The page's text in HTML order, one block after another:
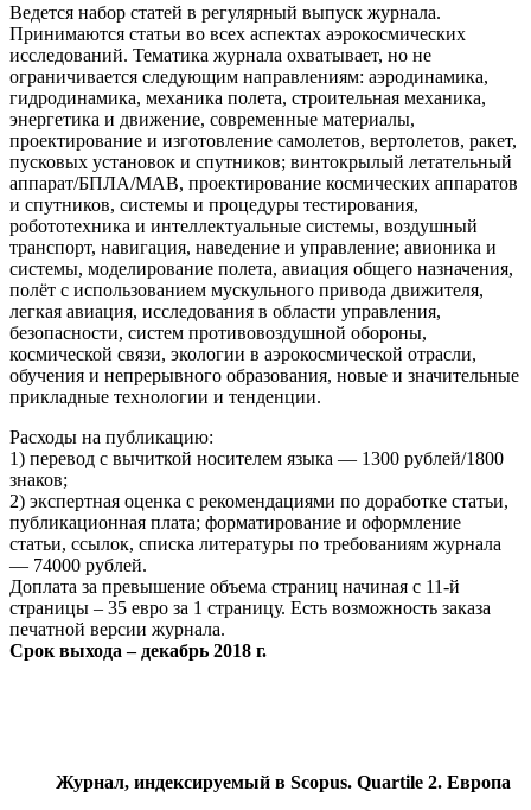
Ведется набор статей в регулярный выпуск журнала.
Принимаются статьи во всех аспектах аэрокосмических
исследований. Тематика журнала охватывает, но не
ограничивается следующим направлениям: аэродинамика,
гидродинамика, механика полета, строительная механика,
энергетика и движение, современные материалы,
проектирование и изготовление самолетов, вертолетов, ракет,
пусковых установок и спутников; винтокрылый летательный
аппарат/БПЛА/МАВ, проектирование космических аппаратов
и спутников, системы и процедуры тестирования,
робототехника и интеллектуальные системы, воздушный
транспорт, навигация, наведение и управление; авионика и
системы, моделирование полета, авиация общего назначения,
полёт с использованием мускульного привода движителя,
легкая авиация, исследования в области управления,
безопасности, систем противовоздушной обороны,
космической связи, экологии в аэрокосмической отрасли,
обучения и непрерывного образования, новые и значительные
прикладные технологии и тенденции.
Расходы на публикацию:
1) перевод с вычиткой носителем языка — 1300 рублей/1800
знаков;
2) экспертная оценка с рекомендациями по доработке статьи,
публикационная плата; форматирование и оформление
статьи, ссылок, списка литературы по требованиям журнала
— 74000 рублей.
Доплата за превышение объема страниц начиная с 11-й
страницы – 35 евро за 1 страницу. Есть возможность заказа
печатной версии журнала.
Срок выхода – декабрь 2018 г.
Журнал, индексируемый в Scopus. Quartile 2. Европа